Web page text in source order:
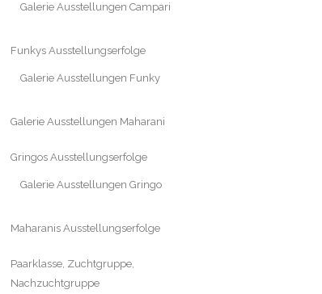
Galerie Ausstellungen Campari
Funkys Ausstellungserfolge
Galerie Ausstellungen Funky
Galerie Ausstellungen Maharani
Gringos Ausstellungserfolge
Galerie Ausstellungen Gringo
Maharanis Ausstellungserfolge
Paarklasse, Zuchtgruppe,
Nachzuchtgruppe